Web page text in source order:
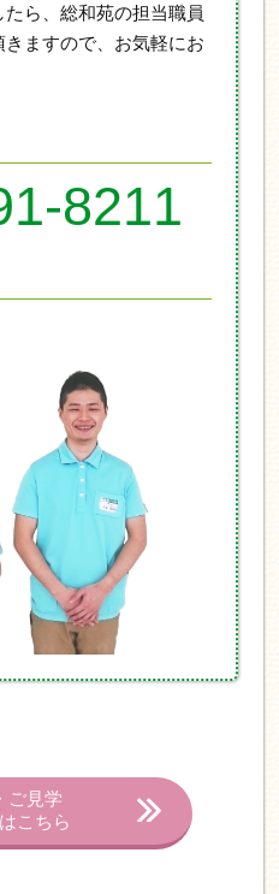
ら、総和苑の担当職員
ますので、お気軽にお
8211
ご見学
こちら